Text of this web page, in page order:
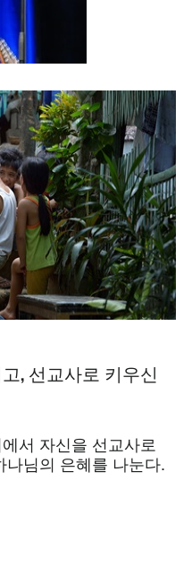
, 선교사로 키우신
서 자신을 선교사로
님의 은혜를 나눈다.